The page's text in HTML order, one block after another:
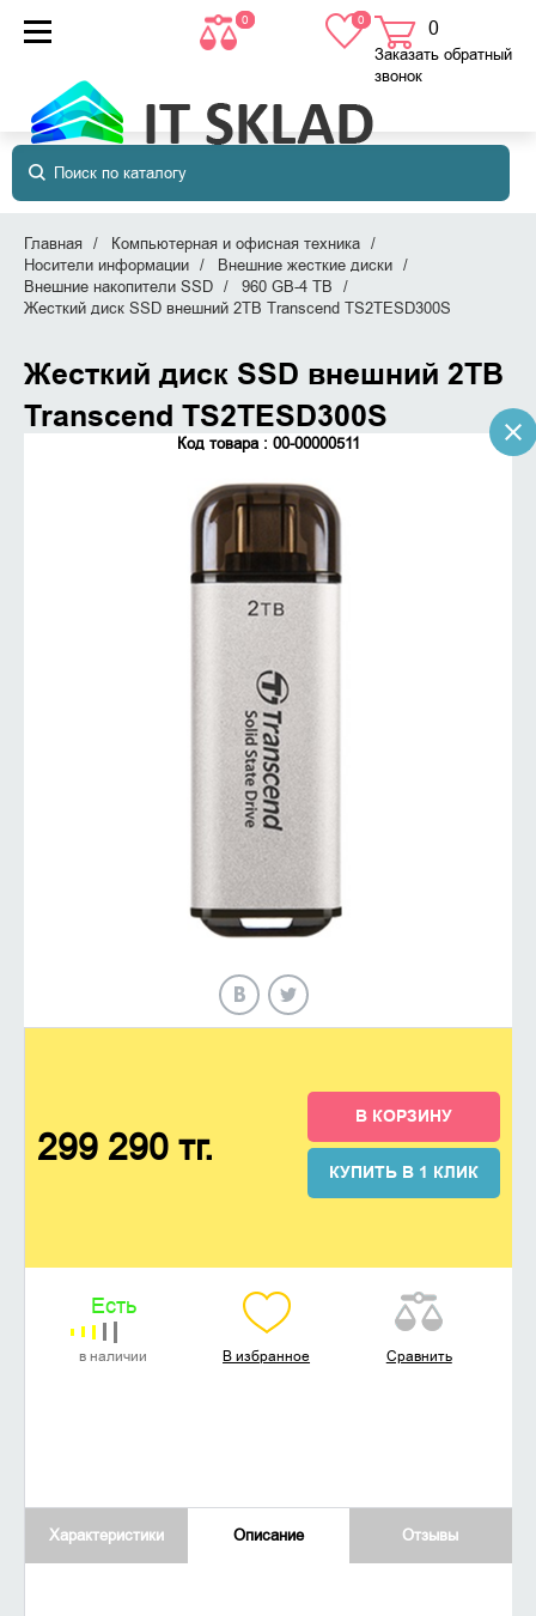
0 0 0
в корзине
Заказать обратный
звонок
Главная
Компьютерная и офисная техника
Носители информации
Внешние жесткие диски
Внешние накопители SSD
960 GB-4 TB
Жесткий диск SSD внешний 2TB Transcend TS2TESD300S
Жесткий диск SSD внешний 2TB
Transcend TS2TESD300S
Код товара : 00-00000511
299 290 тг.
В КОРЗИНУ
КУПИТЬ В 1 КЛИК
Есть
в наличии В избранное Сравнить
Характеристики Описание Отзывы